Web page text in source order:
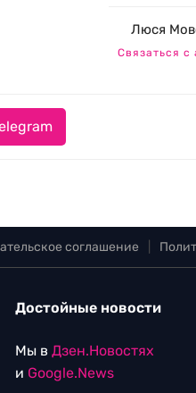
Люся
Связаться с
соглашение
Достойные новости
Мы в Дзен.Новостях
и Google.News